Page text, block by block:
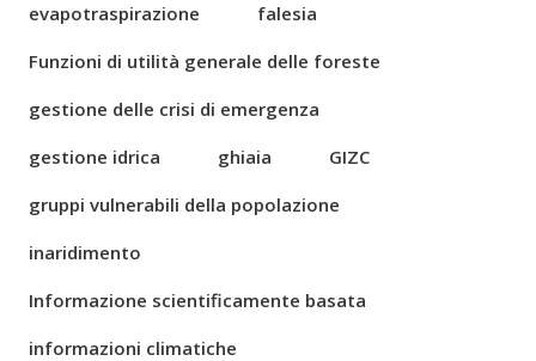
evapotraspirazione
falesia
Funzioni di utilità generale delle foreste
gestione delle crisi di emergenza
gestione idrica
ghiaia
GIZC
gruppi vulnerabili della popolazione
inaridimento
Informazione scientificamente basata
informazioni climatiche